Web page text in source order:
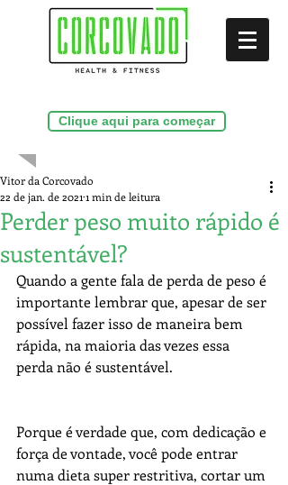
Clique aqui para começar
Perder peso muito rápido é
sustentável?
Vitor da Corcovado
22 de jan. de 2021 1 min de leitura
Quando a gente fala de perda de peso é
importante lembrar que, apesar de ser
possível fazer isso de maneira bem
rápida, na maioria das vezes essa
perda não é sustentável.
Porque é verdade que, com dedicação e
força de vontade, você pode entrar
numa dieta super restritiva, cortar um